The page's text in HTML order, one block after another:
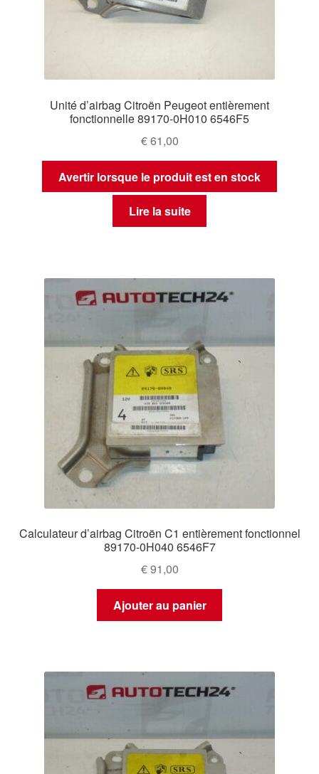
Termes et conditions
Unité d’airbag Citroën Peugeot entièrement
fonctionnelle 89170-0H010 6546F5
€61,00
Avertir lorsque le produit est en stock
Lire la suite
Calculateur d’airbag Citroën C1 entièrement fonctionnel
89170-0H040 6546F7
€91,00
Ajouter au panier